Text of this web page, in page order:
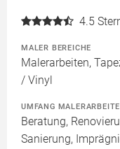
4.5
MALER BEREICHE
Malerarbeiten,
/ Vinyl
UMFANG
Beratung,
Sanierung,